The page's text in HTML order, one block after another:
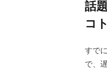
話
コト
すで
で、